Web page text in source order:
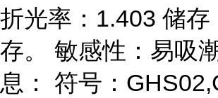
折光率：1.403 储存
存。 敏感性：易吸
息： 符号：